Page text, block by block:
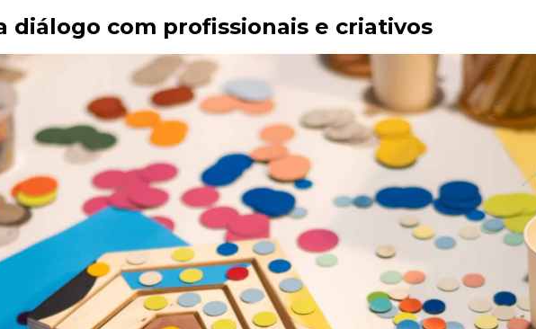
diálogo com profissionais e criativos